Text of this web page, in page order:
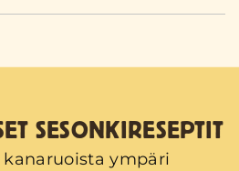
SESONKIRESEPTIT
ympäri